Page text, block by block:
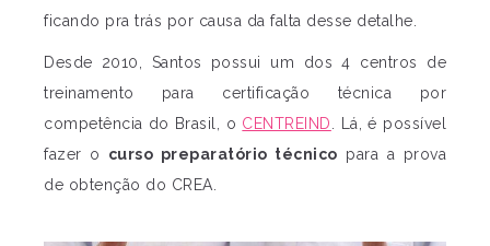
ficando pra trás por causa da falta desse detalhe.
Desde 2010, Santos possui um dos 4 centros de
treinamento para certificação técnica por
competência do Brasil, o CENTREIND
. Lá, é possível
fazer o curso preparatório técnico para a prova
de obtenção do CREA.